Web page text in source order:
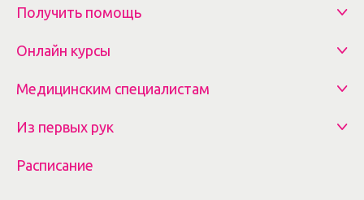
Получить помощь
Онлайн курсы
Медицинским специалистам
Из первых рук
Расписание